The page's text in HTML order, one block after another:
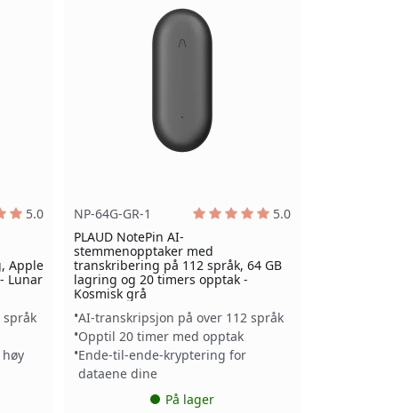
5.0
Apple
Lunar
språk
NP-64G-GR-1
5.0
PLAUD NotePin AI-
stemmenopptaker med
transkribering på 112 språk, 64 GB
lagring og 20 timers opptak -
Kosmisk grå
AI-transkripsjon på over 112 språk
Opptil 20 timer med opptak
Ende-til-ende-kryptering for
dataene dine
På lager